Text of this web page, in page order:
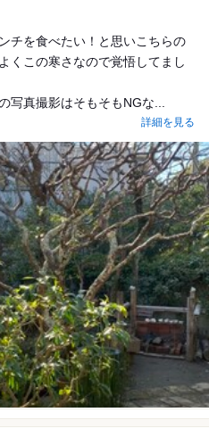
チを食べたい！と思いこちらの
くこの寒さなので覚悟してまし
写真撮影はそもそもNGな...
詳細を見る